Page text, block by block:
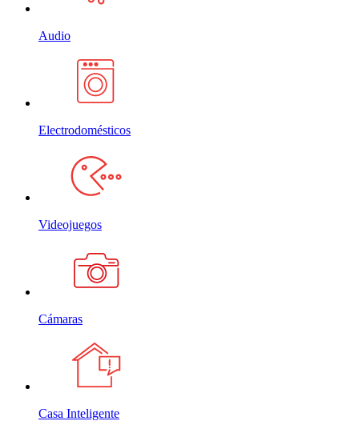
Audio
Electrodomésticos
Videojuegos
Cámaras
Casa Inteligente